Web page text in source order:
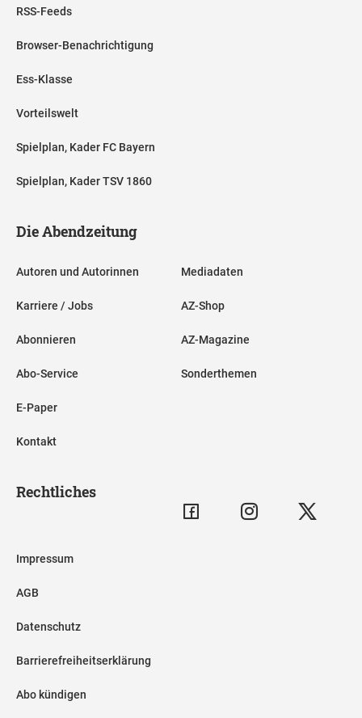
RSS-Feeds
Browser-Benachrichtigung
Ess-Klasse
Vorteilswelt
Spielplan, Kader FC Bayern
Spielplan, Kader TSV 1860
Die Abendzeitung
Autoren und Autorinnen
Karriere / Jobs
Abonnieren
Abo-Service
E-Paper
Kontakt
Mediadaten
AZ-Shop
AZ-Magazine
Sonderthemen
Rechtliches
Impressum
AGB
Datenschutz
Barrierefreiheitserklärung
Abo kündigen